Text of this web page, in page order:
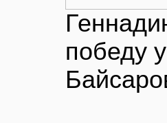
победу